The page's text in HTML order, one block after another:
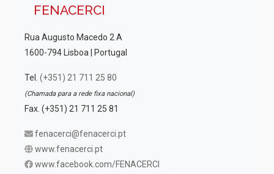
FENACERCI
Rua Augusto Macedo 2 A
1600-794 Lisboa | Portugal
Tel. (+351) 21 711 25 80
(Chamada para a rede fixa nacional)
Fax. (+351) 21 711 25 81
fenacerci@fenacerci.pt
www.fenacerci.pt
www.facebook.com/FENACERCI